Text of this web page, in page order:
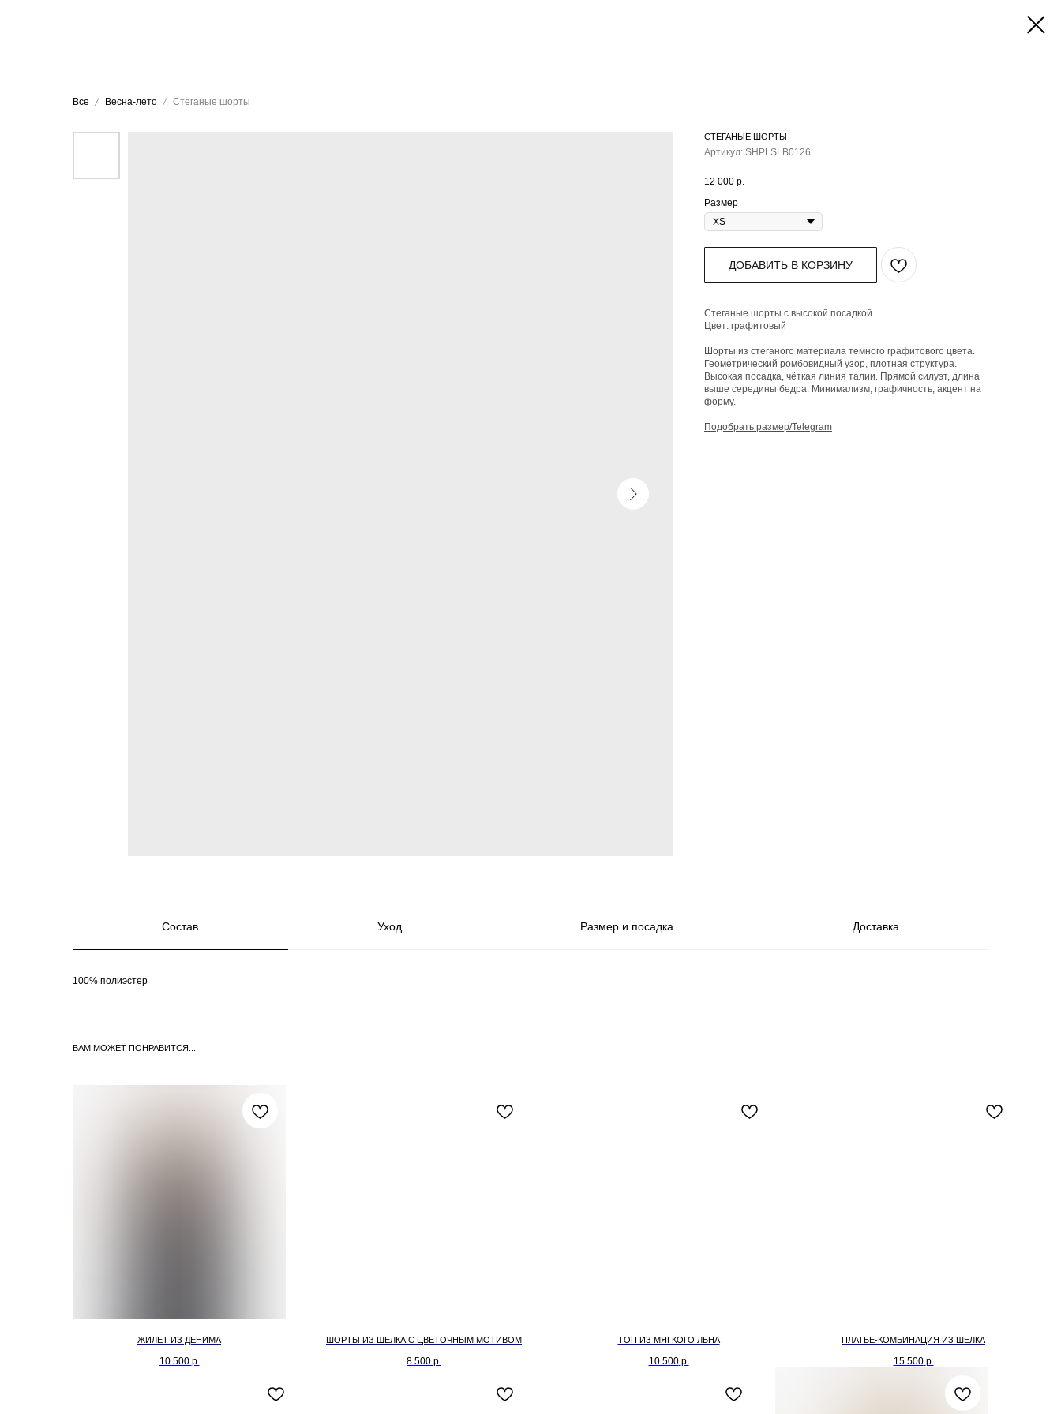
Все Весна-лето Стеганые шорты
СТЕГАНЫЕ ШОРТЫ
Артикул: SHPLSLB0126
12 000 р.
Размер
ДОБАВИТЬ В КОРЗИНУ
Стеганые шорты с высокой посадкой.
Цвет: графитовый
Шорты из стеганого материала темного графитового цвета.
Геометрический ромбовидный узор, плотная структура.
Высокая посадка, чёткая линия талии. Прямой силуэт, длина
выше середины бедра. Минимализм, графичность, акцент на
форму.
Подобрать размер/Telegram
Состав Уход Размер и посадка Доставка
100% полиэстер
ВАМ МОЖЕТ ПОНРАВИТСЯ...
ЖИЛЕТ ИЗ ДЕНИМА
10 500 р.
ШОРТЫ ИЗ ШЕЛКА С ЦВЕТОЧНЫМ МОТИВОМ
8 500 р.
ТОП ИЗ МЯГКОГО ЛЬНА
10 500 р.
ПЛАТЬЕ-КОМБИНАЦИЯ ИЗ ШЕЛКА
15 500 р.